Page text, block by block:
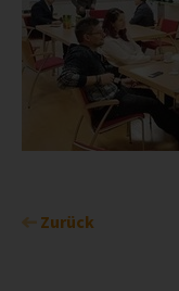
Zurück